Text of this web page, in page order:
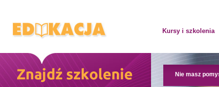
Kursy i szkolenia
Nie masz